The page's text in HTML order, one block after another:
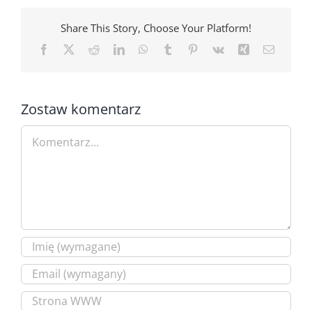
Share This Story, Choose Your Platform!
Facebook RedditLinkedInWhatsApp
Tumblr Pinterest
Vk Xing Email
Zostaw komentarz
Comment